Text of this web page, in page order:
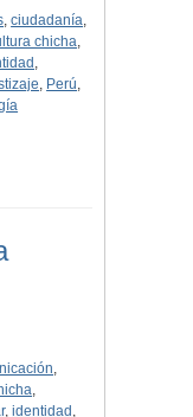
,ciudadanía,
chicha,
,
, Perú,
,
,
,identidad ,